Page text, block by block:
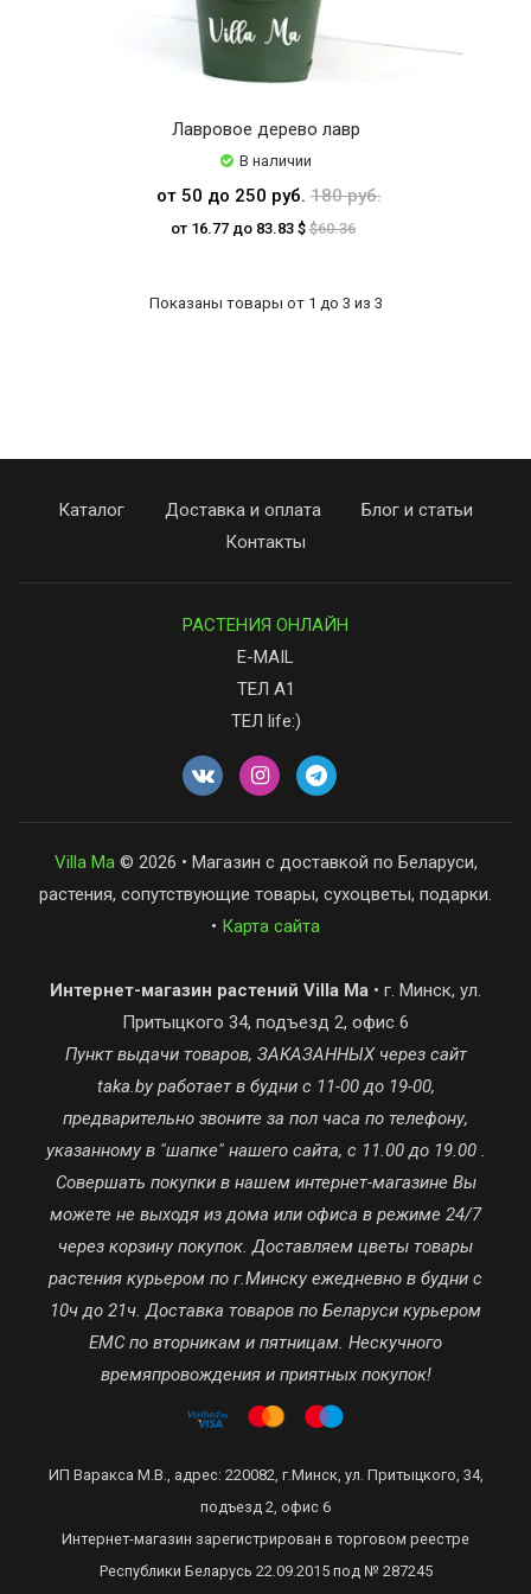
Лавровое дерево лавр
В наличии
от 50 до 250 руб.180 руб.
от 16.77 до 83.83 $$60.36
Показаны товары от 1 до 3 из 3
Каталог Доставка и оплата
Блог и статьи
Контакты
РАСТЕНИЯ ОНЛАЙН
E-MAIL
ТЕЛ А1
ТЕЛ life:)
Villa Ma © 2026 • Магазин с доставкой по Беларуси,
растения, сопутствующие товары, сухоцветы, подарки.
• Карта сайта
Интернет-магазин растений Villa Ma • г. Минск, ул.
Притыцкого 34, подъезд 2, офис 6
Пункт выдачи товаров, ЗАКАЗАННЫХ через сайт
taka.by работает в будни с 11-00 до 19-00,
предварительно звоните за пол часа по телефону,
указанному в "шапке" нашего сайта, с 11.00 до 19.00 .
Совершать покупки в нашем интернет-магазине Вы
можете не выходя из дома или офиса в режиме 24/7
через корзину покупок. Доставляем цветы товары
растения курьером по г.Минску ежедневно в будни с
10ч до 21ч. Доставка товаров по Беларуси курьером
ЕМС по вторникам и пятницам. Нескучного
времяпровождения и приятных покупок!
ИП Варакса М.В., адрес: 220082, г.Минск, ул. Притыцкого, 34,
подъезд 2, офис 6
Интернет-магазин зарегистрирован в торговом реестре
Республики Беларусь 22.09.2015 под № 287245